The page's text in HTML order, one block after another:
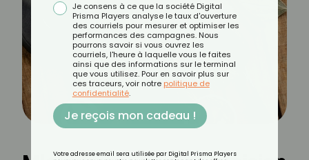
Je consens à ce que la société Digital
Prisma Players analyse le taux d'ouverture
des courriels pour mesurer et optimiser les
performances des campagnes. Nous
pourrons savoir si vous ouvrez les
courriels, l'heure à laquelle vous le faites
ainsi que des informations sur le terminal
que vous utilisez. Pour en savoir plus sur
ces traceurs, voir notre politique de
confidentialité.
Je reçois mon cadeau !
Votre adresse email sera utilisée par Digital Prisma Players